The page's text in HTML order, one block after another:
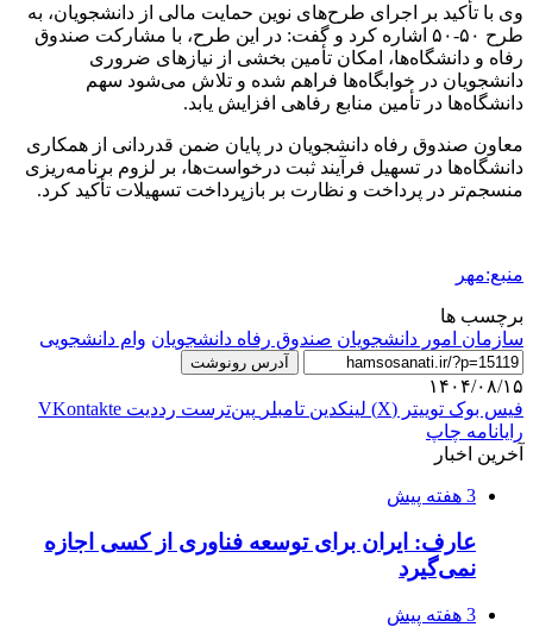
وی با تأکید بر اجرای طرح‌های نوین حمایت مالی از دانشجویان، به
طرح ۵۰-۵۰ اشاره کرد و گفت: در این طرح، با مشارکت صندوق
رفاه و دانشگاه‌ها، امکان تأمین بخشی از نیازهای ضروری
دانشجویان در خوابگاه‌ها فراهم شده و تلاش می‌شود سهم
دانشگاه‌ها در تأمین منابع رفاهی افزایش یابد.
معاون صندوق رفاه دانشجویان در پایان ضمن قدردانی از همکاری
دانشگاه‌ها در تسهیل فرآیند ثبت درخواست‌ها، بر لزوم برنامه‌ریزی
منسجم‌تر در پرداخت و نظارت بر بازپرداخت تسهیلات تأکید کرد.
منبع:مهر
برچسب ها
سازمان امور دانشجویان صندوق رفاه دانشجویان وام دانشجویی
آدرس رونوشت
۱۴۰۴/۰۸/۱۵
فیس بوک توییتر (X) لینکدین ‫تامبلر ‫پین‌ترست ‫رددیت ‫VKontakte
رایانامه چاپ
آخرین اخبار
3 هفته پیش
عارف: ایران برای توسعه فناوری از کسی اجازه
نمی‌گیرد
3 هفته پیش